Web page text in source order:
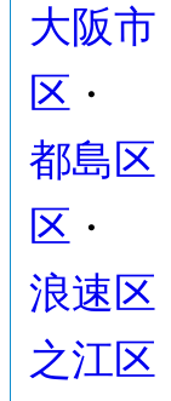
大阪市
区 ・
都島区
区 ・
浪速区
之江区